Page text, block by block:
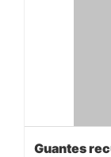
Guantes